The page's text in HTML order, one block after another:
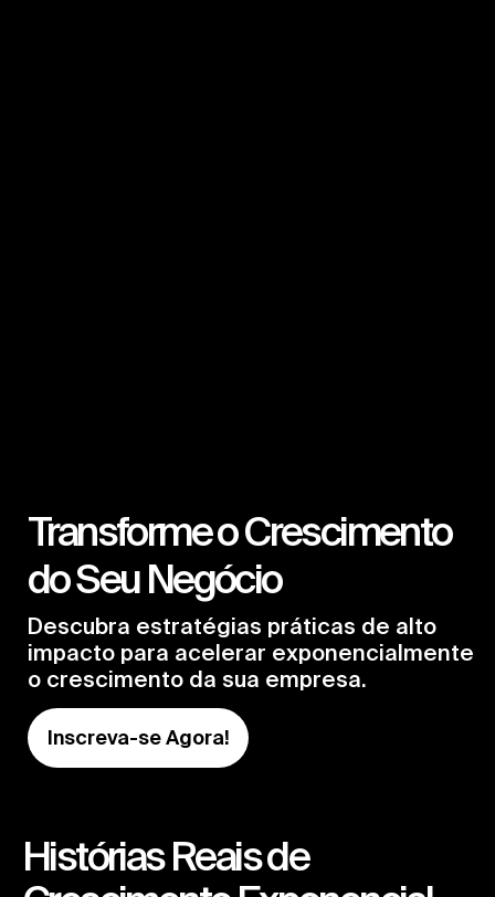
Transforme o Crescimento
do Seu Negócio
Descubra estratégias práticas de alto
impacto para acelerar exponencialmente
o crescimento da sua empresa.
Inscreva-se Agora!
Histórias Reais de